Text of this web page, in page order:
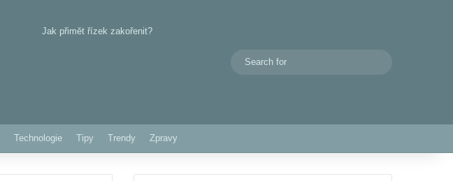
Jak přimět řízek zakořenit?
Switch skin
Technologie Tipy Trendy Zpravy